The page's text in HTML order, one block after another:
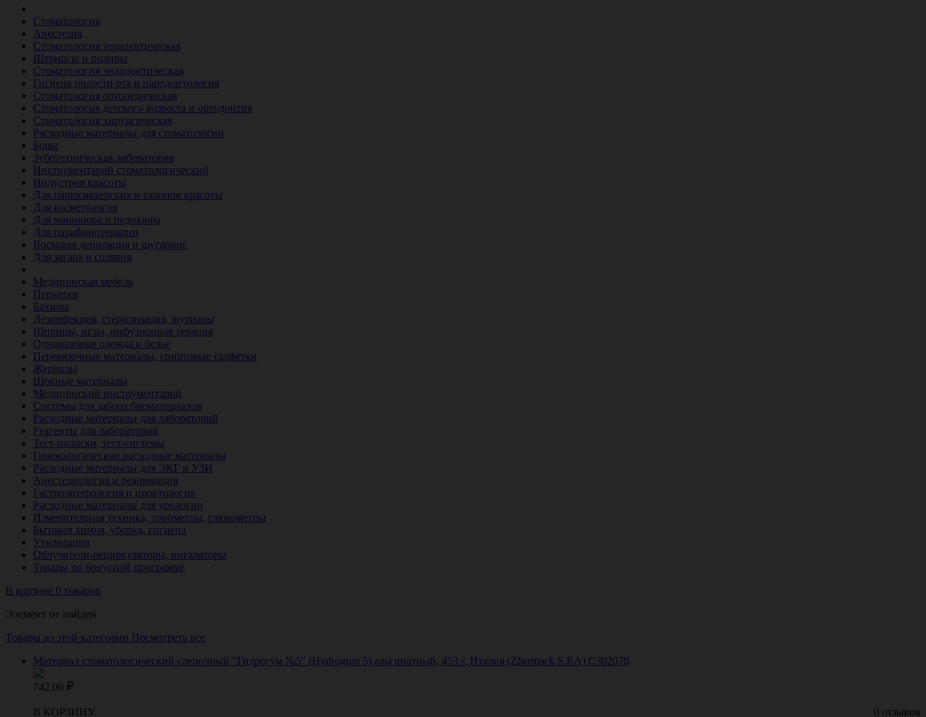
Стоматология
Анестезия
Стоматология терапевтическая
Штрипсы и полиры
Стоматология эндодонтическая
Гигиена полости рта и пародонтология
Стоматология ортопедическая
Стоматология детского возраста и ортодонтия
Стоматология хирургическая
Расходные материалы для стоматологии
Боры
Зуботехническая лаборатория
Инструментарий стоматологический
Индустрия красоты
Для парикмахерских и салонов красоты
Для косметологов
Для маникюра и педикюра
Для парафинотерапии
Восковая депиляция и шугаринг
Для загара и солярия
Медицинская мебель
Перчатки
Бахилы
Дезинфекция, стерилизация, журналы
Шприцы, иглы, инфузионная терапия
Одноразовые одежда и белье
Перевязочные материалы, спиртовые салфетки
Журналы
Шовные материалы
Медицинский инструментарий
Системы для забора биоматериалов
Расходные материалы для лабораторий
Реагенты для лабораторий
Тест-полоски, тест-системы
Гинекологические расходные материалы
Расходные материалы для ЭКГ и УЗИ
Анестезиология и реанимация
Гастроэнтерология и проктология
Расходные материалы для урологии
Измерительная техника, тонометры, глюкометры
Бытовая химия, уборка, гигиена
Утилизация
Облучатели-рециркуляторы, ингаляторы
Товары по бонусной программе
В корзине 0 товаров
Элемент не найден
Товары из этой категории Посмотреть все
Материал стоматологический слепочный "Гидрогум №5" (Hydrogum 5) альгинатный, 453 г, Италия (Zhermack S.P.A) С302070
742.00
0 отзывов
В КОРЗИНУ